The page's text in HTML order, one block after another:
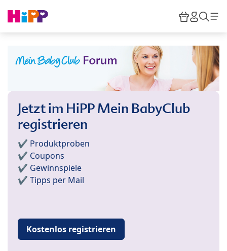
HiPP
Jetzt im HiPP Mein BabyClub
registrieren
✔️ Produktproben
✔️ Coupons
✔️ Gewinnspiele
✔️ Tipps per Mail
Kostenlos registrieren